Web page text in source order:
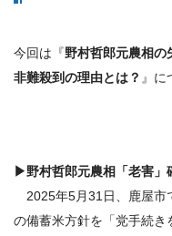
今回は『野村哲郎元農相の
非難殺到の理由とは？ 』に
▶野村哲郎元農相「老害」
2025年5月31日、鹿屋市
の備蓄米方針を「党手続き